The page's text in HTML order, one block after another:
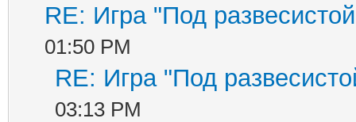
RE: Игра "Под
01:50 PM
RE: Игра "Под
03:13 PM